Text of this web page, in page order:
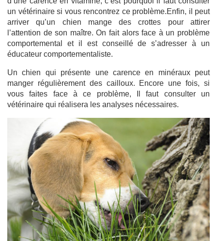
un vétérinaire si vous rencontrez ce problème.Enfin, il peut
arriver qu’un chien mange des crottes pour attirer
l’attention de son maître. On fait alors face à un problème
comportemental et il est conseillé de s’adresser à un
éducateur comportementaliste.
Un chien qui présente une carence en minéraux peut
manger régulièrement des cailloux. Encore une fois, si
vous faites face à ce problème, Il faut consulter un
vétérinaire qui réalisera les analyses nécessaires.